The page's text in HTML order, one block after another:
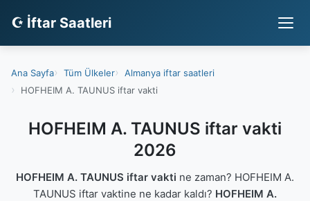
☪ İftar Saatleri
Ana Sayfa Tüm Ülkeler
Almanya iftar saatleri
HOFHEIM A. TAUNUS iftar vakti
HOFHEIM A. TAUNUS iftar vakti
2026
HOFHEIM A. TAUNUS iftar vakti ne zaman? HOFHEIM A.
TAUNUS iftar vaktine ne kadar kaldı? HOFHEIM A.